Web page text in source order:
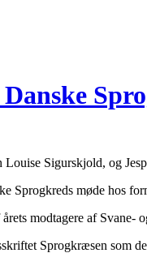
Sigurskjold, og
Sprogkreds møde hos
modtagere af Svane-
Sprogkræsen som